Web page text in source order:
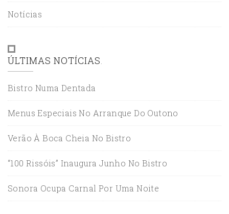
Notícias
ÚLTIMAS NOTÍCIAS
Bistro Numa Dentada
Menus Especiais No Arranque Do Outono
Verão À Boca Cheia No Bistro
“100 Rissóis” Inaugura Junho No Bistro
Sonora Ocupa Carnal Por Uma Noite